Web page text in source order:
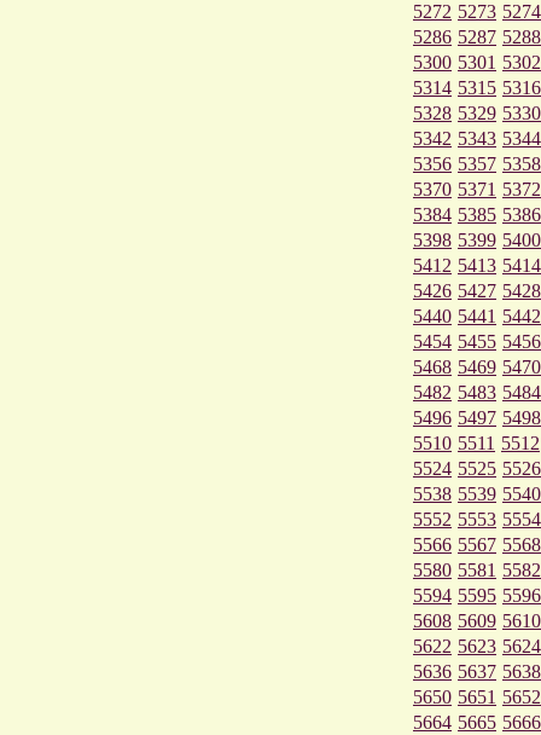
5272 5273 5274
5286 5287 5288
5300 5301 5302
5314 5315 5316
5328 5329 5330
5342 5343 5344
5356 5357 5358
5370 5371 5372
5384 5385 5386
5398 5399 5400
5412 5413 5414
5426 5427 5428
5440 5441 5442
5454 5455 5456
5468 5469 5470
5482 5483 5484
5496 5497 5498
5510 5511 5512
5524 5525 5526
5538 5539 5540
5552 5553 5554
5566 5567 5568
5580 5581 5582
5594 5595 5596
5608 5609 5610
5622 5623 5624
5636 5637 5638
5650 5651 5652
5664 5665 5666